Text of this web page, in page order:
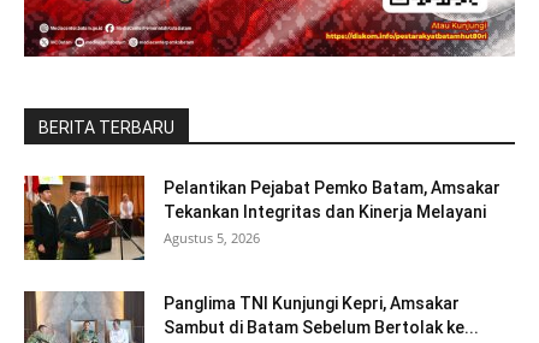
BERITA TERBARU
Pelantikan Pejabat Pemko Batam, Amsakar
Tekankan Integritas dan Kinerja Melayani
Agustus 5, 2026
Panglima TNI Kunjungi Kepri, Amsakar
Sambut di Batam Sebelum Bertolak ke...